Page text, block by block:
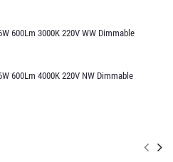
600Lm 3000K 220V WW Dimmable
600Lm 4000K 220V NW Dimmable